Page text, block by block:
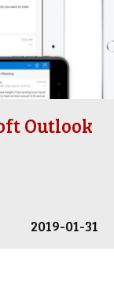
Outlook
2019-01-31